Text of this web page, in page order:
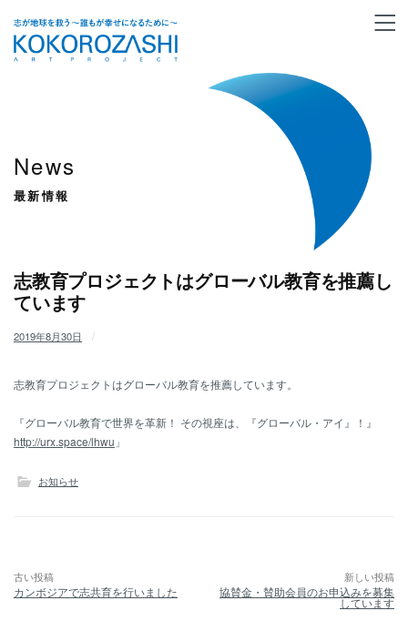
News
最新情報
志教育プロジェクトはグローバル教育を推薦し
ています
2019年8月30日 /
志教育プロジェクトはグローバル教育を推薦しています。
『グローバル教育で世界を革新！ その視座は、『グローバル・アイ』！』
http://urx.space/lhwu 」
お知らせ
投
稿
古い投稿
カンボジアで志共育を行いました
新しい投稿
協賛金・賛助会員のお申込みを募集
しています